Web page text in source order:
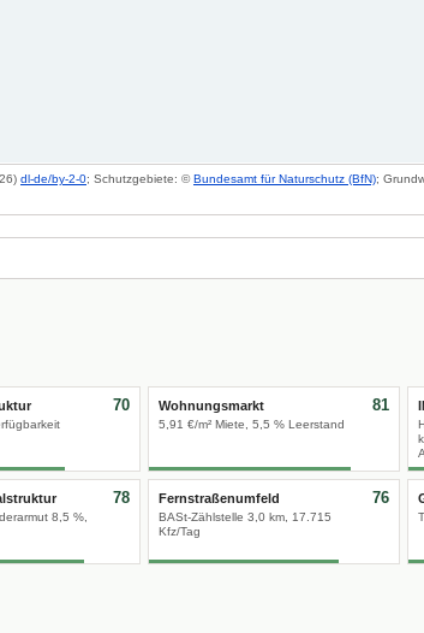
dl-de/by-2-0; Schutzgebiete: ©Bundesamt für Naturschutz (BfN);
70 Wohnungsmarkt
5,91 €/m² Miete, 5,5 % Leerstand
81
8,5 %,
78 Fernstraßenumfeld
BASt-Zählstelle 3,0 km, 17.715
Kfz/Tag
76